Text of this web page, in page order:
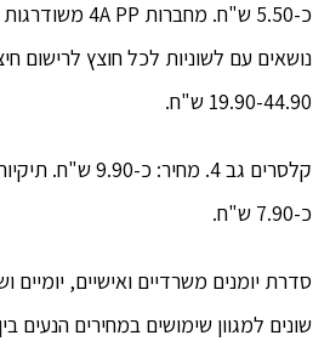
נושאים עם לשוניות לכל חוצץ לרישום
19.90-44.90 ש"ח.
קלסרים גב 4. מחיר: כ-
כ-7.90 ש"ח.
סדרת יומנים משרדיים ואישיים, יומיים
שונים למגוון שימושים במחירים הנעים בין 14.90-79.90 ש"ח.